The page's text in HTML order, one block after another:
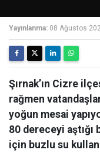
Yayınlanma: 08 Ağustos
Şırnak’ın Cizre
rağmen
yoğun mesai
80 dereceyi
için buzlu su